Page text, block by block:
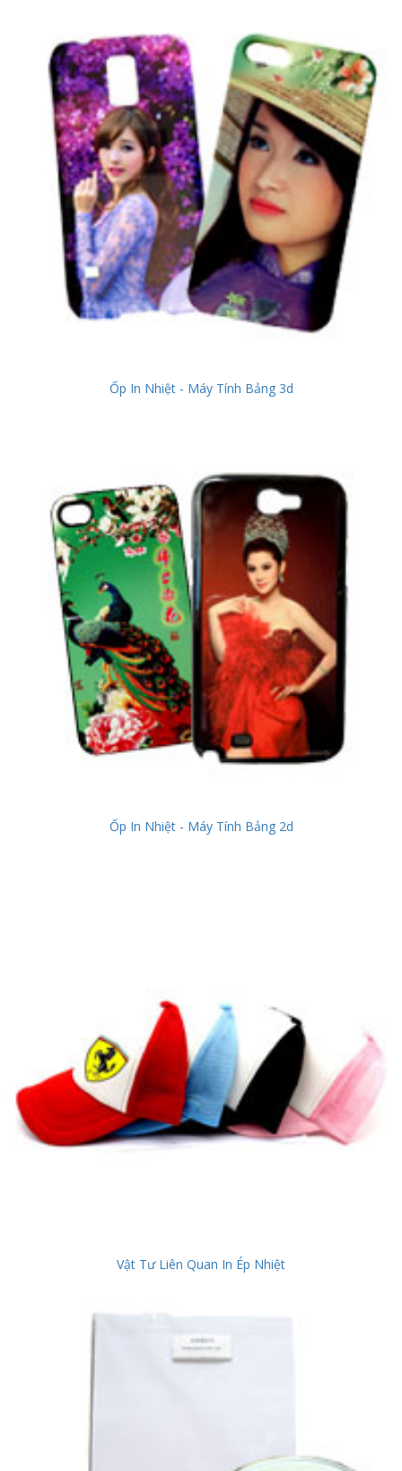
Ốp In Nhiệt - Máy Tính Bảng 3d
Ốp In Nhiệt - Máy Tính Bảng 2d
Vật Tư Liên Quan In Ép Nhiệt